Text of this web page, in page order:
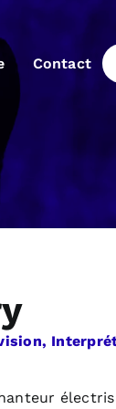
Contact